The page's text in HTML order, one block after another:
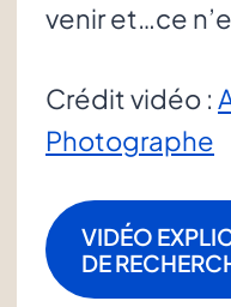
venir et…ce
Crédit vidéo :
Photographe
VIDÉO
DE